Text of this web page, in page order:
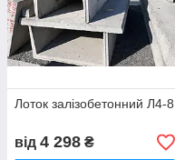
Лоток залізобетонний Л4-8
від 4 298 ₴